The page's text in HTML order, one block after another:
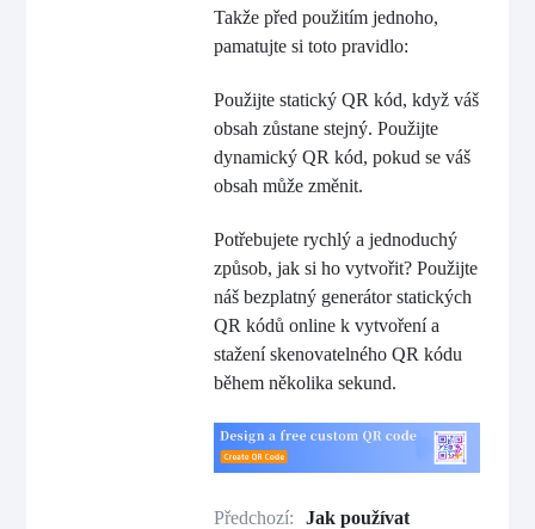
Takže před použitím jednoho,
pamatujte si toto pravidlo:
Použijte statický QR kód, když váš
obsah zůstane stejný. Použijte
dynamický QR kód, pokud se váš
obsah může změnit.
Potřebujete rychlý a jednoduchý
způsob, jak si ho vytvořit? Použijte
náš bezplatný generátor statických
QR kódů online k vytvoření a
stažení skenovatelného QR kódu
během několika sekund.
Předchozí:
Jak používat